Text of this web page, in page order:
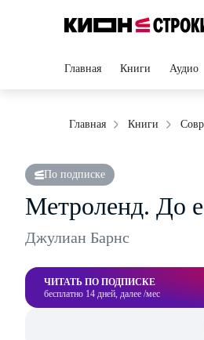
Главная Книги Аудио
Главная Книги
По подписке
Метроленд. До
Джулиан Барнс
ЧИТАТЬ ПО ПОДПИСКЕ
бесплатно 14 дней, далее /мес